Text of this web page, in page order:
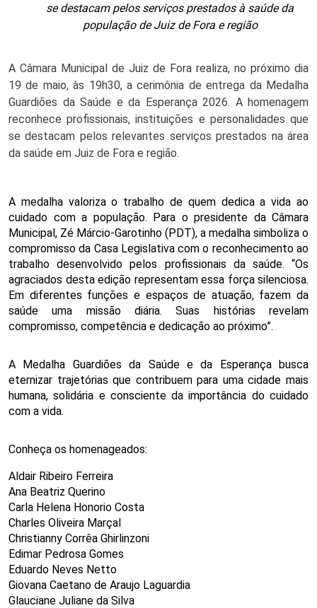
se destacam pelos serviços prestados à saúde da
população de Juiz de Fora e região
A Câmara Municipal de Juiz de Fora realiza, no próximo dia
19 de maio, às 19h30, a cerimônia de entrega da Medalha
Guardiões da Saúde e da Esperança 2026. A homenagem
reconhece profissionais, instituições e personalidades que
se destacam pelos relevantes serviços prestados na área
da saúde em Juiz de Fora e região.
A medalha valoriza o trabalho de quem dedica a vida ao
cuidado com a população. Para o presidente da Câmara
Municipal, Zé Márcio-Garotinho (PDT), a medalha simboliza o
compromisso da Casa Legislativa com o reconhecimento ao
trabalho desenvolvido pelos profissionais da saúde. “Os
agraciados desta edição representam essa força silenciosa.
Em diferentes funções e espaços de atuação, fazem da
saúde uma missão diária. Suas histórias revelam
compromisso, competência e dedicação ao próximo”.
A Medalha Guardiões da Saúde e da Esperança busca
eternizar trajetórias que contribuem para uma cidade mais
humana, solidária e consciente da importância do cuidado
com a vida.
Conheça os homenageados:
Aldair Ribeiro Ferreira
Ana Beatriz Querino
Carla Helena Honorio Costa
Charles Oliveira Marçal
Christianny Corrêa Ghirlinzoni
Edimar Pedrosa Gomes
Eduardo Neves Netto
Giovana Caetano de Araujo Laguardia
Glauciane Juliane da Silva